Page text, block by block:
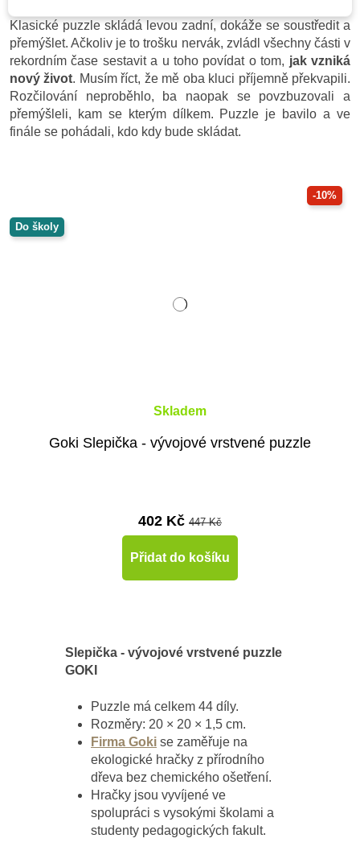
Klasické puzzle skládá levou zadní, dokáže se soustředit a
přemýšlet. Ačkoliv je to trošku nervák, zvládl všechny části v
rekordním čase sestavit a u toho povídat o tom, jak vzniká
nový život. Musím říct, že mě oba kluci příjemně překvapili.
Rozčilování neproběhlo, ba naopak se povzbuzovali a
přemýšleli, kam se kterým dílkem. Puzzle je bavilo a ve
finále se pohádali, kdo kdy bude skládat.
-10%
Do školy
Skladem
Goki Slepička - vývojové vrstvené puzzle
402 Kč 447 Kč
Přidat do košíku
Slepička - vývojové vrstvené puzzle
GOKI
Puzzle má celkem 44 díly.
Rozměry: 20 × 20 × 1,5 cm.
Firma Goki se zaměřuje na
ekologické hračky z přírodního
dřeva bez chemického ošetření.
Hračky jsou vyvíjené ve
spolupráci s vysokými školami a
studenty pedagogických fakult.